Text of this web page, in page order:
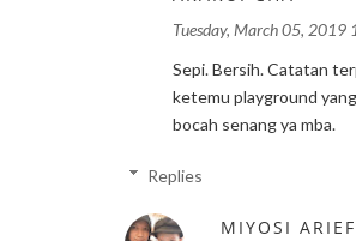
Tuesday, March 05, 2019
Sepi. Bersih. Catatan
ketemu playground
bocah senang ya mba.
Replies
MIYOSI